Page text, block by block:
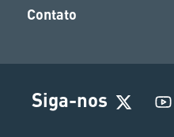
Contato
Siga-nos